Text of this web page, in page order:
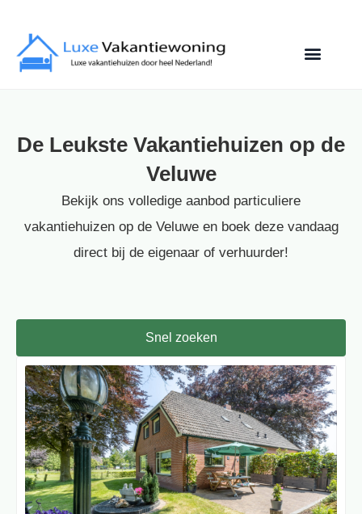
De Leukste Vakantiehuizen op de
Veluwe
Bekijk ons volledige aanbod particuliere
vakantiehuizen op de Veluwe en boek deze vandaag
direct bij de eigenaar of verhuurder!
Snel zoeken